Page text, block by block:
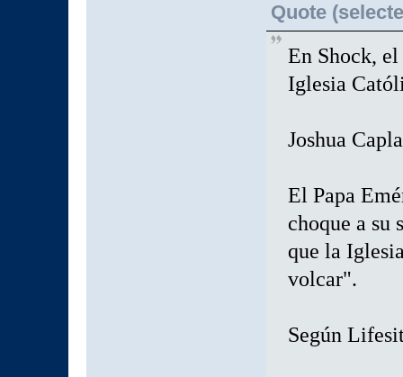
Quote
En Shock,
Iglesia
Joshua
El Papa
choque a su
que la
volcar".
Según